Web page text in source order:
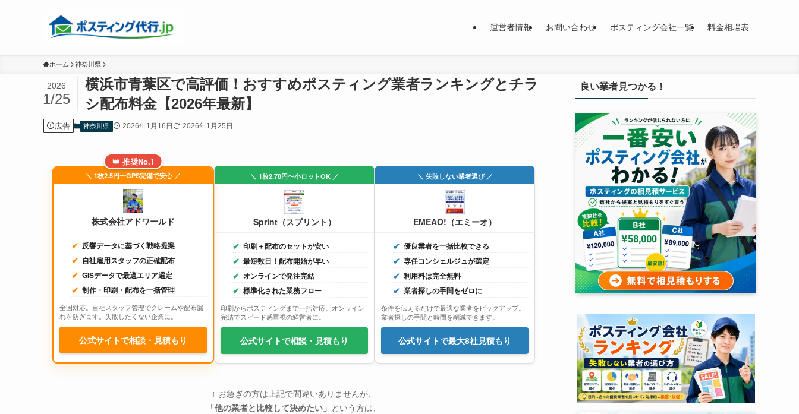
運営者情報 お問い合わせ ポスティング会社一覧 料金相場表
ホーム 神奈川県
横浜市青葉区で高評価！おすすめポスティング業者ランキングとチラ
シ配布料金【2026年最新】
2026
1/25
広告 神奈川県 2026年1月16日 2026年1月25日
👑 推奨No.1
＼ 1枚2.5円〜GPS完備で安心 ／
株式会社アドワールド
反響データに基づく戦略提案
自社雇用スタッフの正確配布
GISデータで最適エリア選定
制作・印刷・配布を一括管理
全国対応。自社スタッフ管理でクレームや配布漏
れを防ぎます。失敗したくない企業に。
公式サイトで相談・見積もり
＼ 1枚2.78円〜小ロットOK ／
Sprint（スプリント）
印刷＋配布のセットが安い
最短数日！配布開始が早い
オンラインで発注完結
標準化された業務フロー
印刷からポスティングまで一括対応。オンライン
完結でスピード感重視の経営者に。
公式サイトで相談・見積もり
＼ 失敗しない業者選び ／
EMEAO!（エミーオ）
優良業者を一括比較できる
専任コンシェルジュが選定
利用料は完全無料
業者探しの手間をゼロに
条件を伝えるだけで最適な業者をピックアップ。
業者探しの手間と時間を削減できます。
公式サイトで最大8社見積もり
↑ お急ぎの方は上記で間違いありませんが、
「他の業者と比較して決めたい」 という方は、
良い業者見つかる！